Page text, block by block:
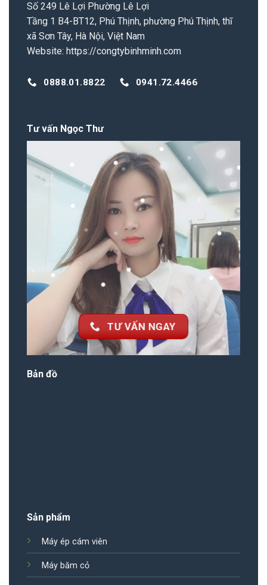
Số 249 Lê Lợi Phường Lê Lợi
Tầng 1 B4-BT12, Phú Thịnh, phường Phú Thịnh, thĩ
xã Sơn Tây, Hà Nội, Việt Nam
Website: https://congtybinhminh.com
0888.01.8822 0941.72.4466
Tư vấn Ngọc Thư
TƯ VẤN NGAY
Bản đồ
Sản phẩm
Máy ép cám viên
Máy băm cỏ